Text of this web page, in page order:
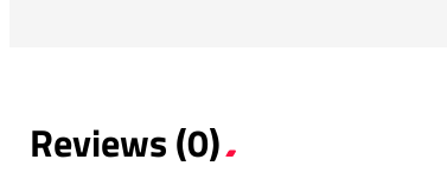
Reviews (0)